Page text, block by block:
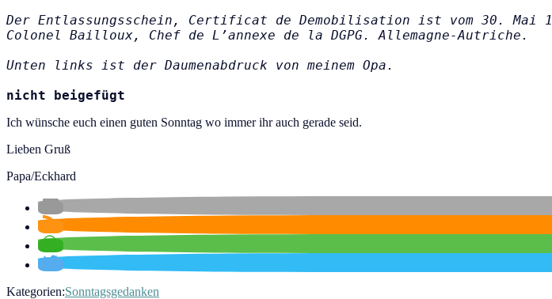
Der Entlassungsschein, Certificat de Demobilisation ist vom 30. Mai
Colonel Bailloux, Chef de L’annexe de la DGPG. Allemagne-Autriche.
Unten links ist der Daumenabdruck von meinem Opa.
nicht beigefügt
Ich wünsche euch einen guten Sonntag wo immer ihr auch gerade seid.
Lieben Gruß
Papa/Eckhard
Kategorien:Sonntagsgedanken